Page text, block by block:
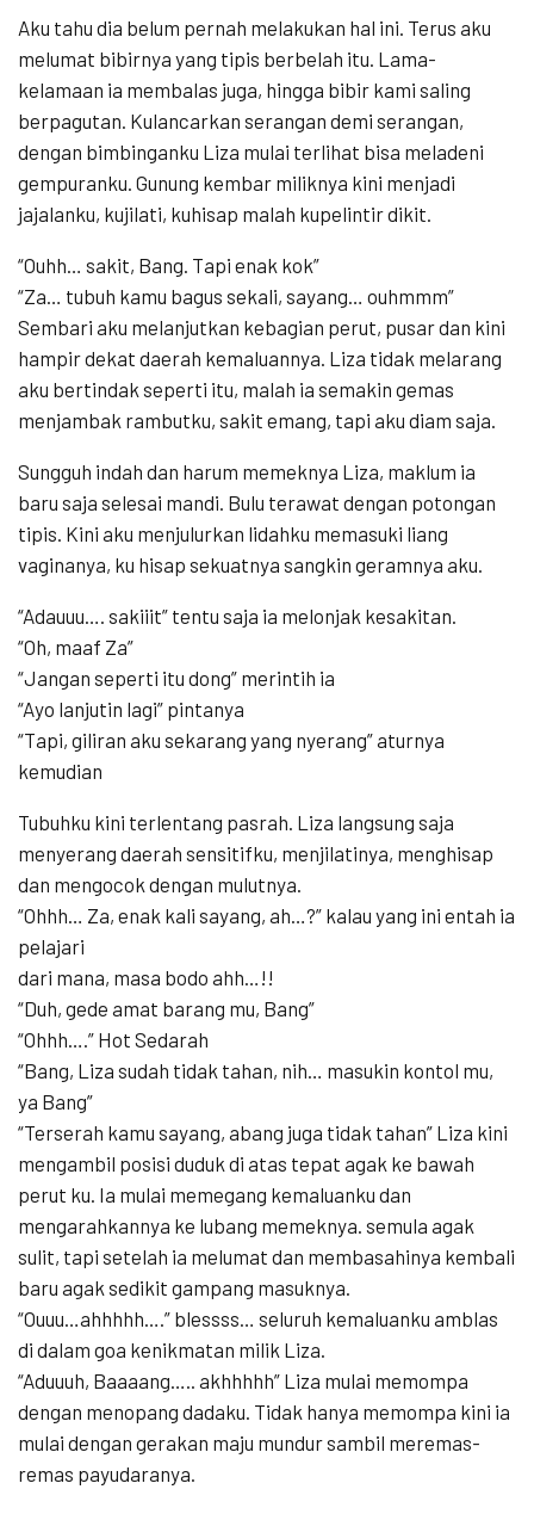
Aku tahu dia belum pernah melakukan hal ini. Terus aku
melumat bibirnya yang tipis berbelah itu. Lama-
kelamaan ia membalas juga, hingga bibir kami saling
berpagutan. Kulancarkan serangan demi serangan,
dengan bimbinganku Liza mulai terlihat bisa meladeni
gempuranku. Gunung kembar miliknya kini menjadi
jajalanku, kujilati, kuhisap malah kupelintir dikit.
“Ouhh… sakit, Bang. Tapi enak kok”
“Za… tubuh kamu bagus sekali, sayang… ouhmmm”
Sembari aku melanjutkan kebagian perut, pusar dan kini
hampir dekat daerah kemaluannya. Liza tidak melarang
aku bertindak seperti itu, malah ia semakin gemas
menjambak rambutku, sakit emang, tapi aku diam saja.
Sungguh indah dan harum memeknya Liza, maklum ia
baru saja selesai mandi. Bulu terawat dengan potongan
tipis. Kini aku menjulurkan lidahku memasuki liang
vaginanya, ku hisap sekuatnya sangkin geramnya aku.
“Adauuu…. sakiiit” tentu saja ia melonjak kesakitan.
“Oh, maaf Za”
“Jangan seperti itu dong” merintih ia
“Ayo lanjutin lagi” pintanya
“Tapi, giliran aku sekarang yang nyerang” aturnya
kemudian
Tubuhku kini terlentang pasrah. Liza langsung saja
menyerang daerah sensitifku, menjilatinya, menghisap
dan mengocok dengan mulutnya.
“Ohhh… Za, enak kali sayang, ah…?” kalau yang ini entah ia
pelajari
dari mana, masa bodo ahh…!!
“Duh, gede amat barang mu, Bang”
“Ohhh….” Hot Sedarah
“Bang, Liza sudah tidak tahan, nih… masukin kontol mu,
ya Bang”
“Terserah kamu sayang, abang juga tidak tahan” Liza kini
mengambil posisi duduk di atas tepat agak ke bawah
perut ku. Ia mulai memegang kemaluanku dan
mengarahkannya ke lubang memeknya. semula agak
sulit, tapi setelah ia melumat dan membasahinya kembali
baru agak sedikit gampang masuknya.
“Ouuu…ahhhhh….” blessss… seluruh kemaluanku amblas
di dalam goa kenikmatan milik Liza.
“Aduuuh, Baaaang….. akhhhhh” Liza mulai memompa
dengan menopang dadaku. Tidak hanya memompa kini ia
mulai dengan gerakan maju mundur sambil meremas-
remas payudaranya.